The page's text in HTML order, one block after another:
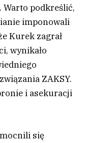
Warto podkreślić,
imponowali
Kurek zagrał
wynikało
ZAKSY.
i asekuracji
się